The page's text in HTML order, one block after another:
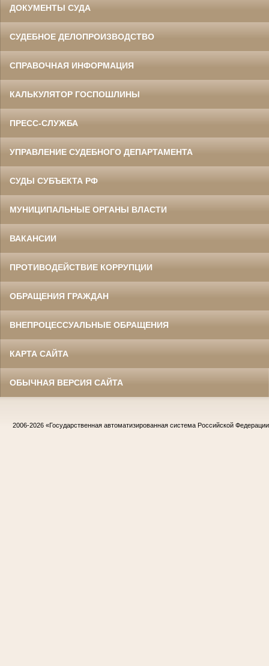
ДОКУМЕНТЫ СУДА
СУДЕБНОЕ ДЕЛОПРОИЗВОДСТВО
СПРАВОЧНАЯ ИНФОРМАЦИЯ
КАЛЬКУЛЯТОР ГОСПОШЛИНЫ
ПРЕСС-СЛУЖБА
УПРАВЛЕНИЕ СУДЕБНОГО ДЕПАРТАМЕНТА
СУДЫ СУБЪЕКТА РФ
МУНИЦИПАЛЬНЫЕ ОРГАНЫ ВЛАСТИ
ВАКАНСИИ
ПРОТИВОДЕЙСТВИЕ КОРРУПЦИИ
ОБРАЩЕНИЯ ГРАЖДАН
ВНЕПРОЦЕССУАЛЬНЫЕ ОБРАЩЕНИЯ
КАРТА САЙТА
ОБЫЧНАЯ ВЕРСИЯ САЙТА
2006-2026 «Государственная автоматизированная система Российской